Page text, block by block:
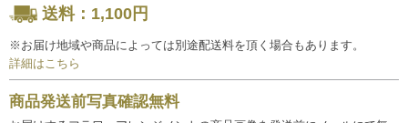
送料：1,100円
※お届け地域や商品によっては別途配送料を頂く場合もあります。
詳細はこちら
商品発送前写真確認無料